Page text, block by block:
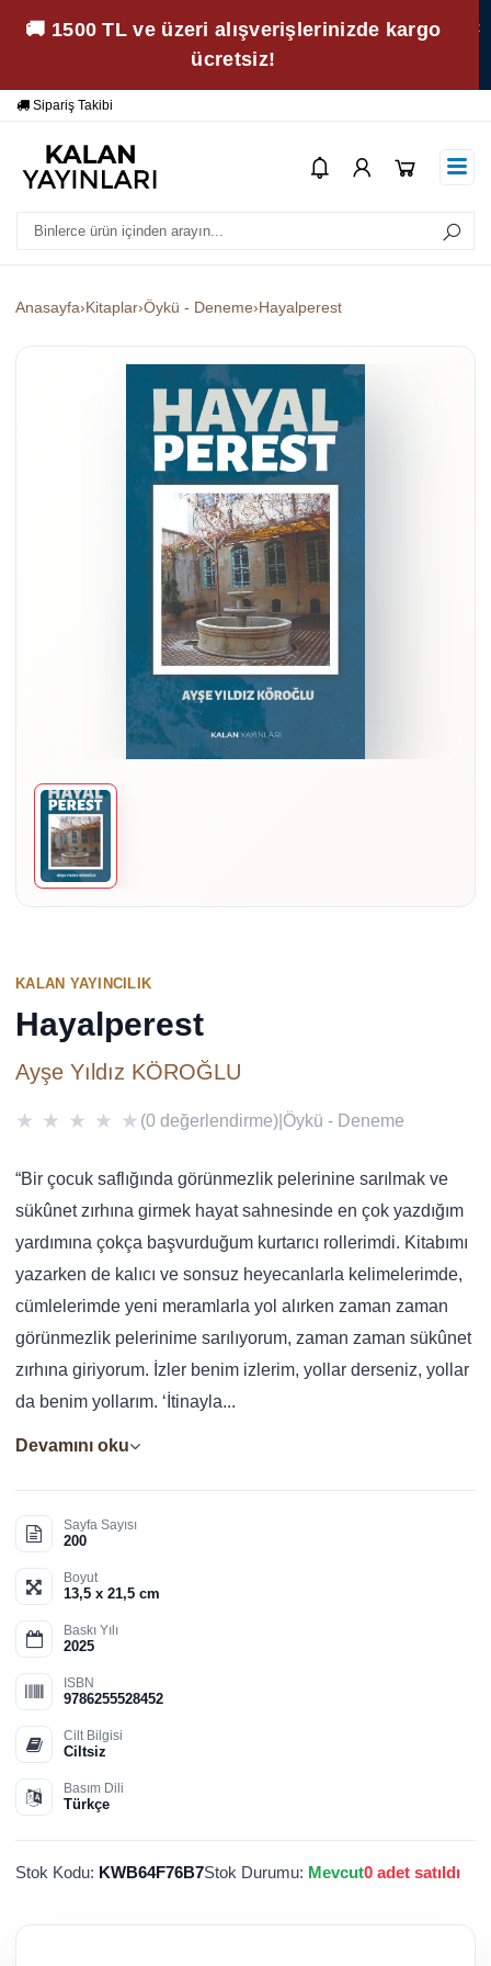
🚚 1500 TL ve üzeri alışverişlerinizde kargo
ücretsiz!
Yardım
Anasayfa›Kitaplar›Öykü - Deneme›Hayalperest
KALAN YAYINCILIK
Hayalperest
Ayşe Yıldız KÖROĞLU
★ ★ ★ ★ ★ (0 değerlendirme) Öykü - Deneme
“Bir çocuk saflığında görünmezlik pelerinine sarılmak ve
sükûnet zırhına girmek hayat sahnesinde en çok yazdığım
yardımına çokça başvurduğum kurtarıcı rollerimdi. Kitabımı
yazarken de kalıcı ve sonsuz heyecanlarla kelimelerimde,
cümlelerimde yeni meramlarla yol alırken zaman zaman
görünmezlik pelerinime sarılıyorum, zaman zaman sükûnet
zırhına giriyorum. İzler benim izlerim, yollar derseniz, yollar
da benim yollarım. ‘İtinayla...
Devamını oku
Sayfa Sayısı
200
Boyut
13,5 x 21,5 cm
Baskı Yılı
2025
ISBN
9786255528452
Cilt Bilgisi
Ciltsiz
Basım Dili
Türkçe
Stok Kodu: KWB64F76B7Stok Durumu: Mevcut0 adet satıldı